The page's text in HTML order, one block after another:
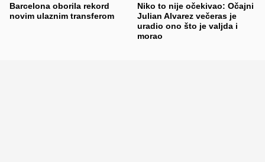
Barcelona oborila rekord
novim ulaznim transferom
Niko to nije očekivao: Očajni
Julian Alvarez večeras je
uradio ono što je valjda i
morao